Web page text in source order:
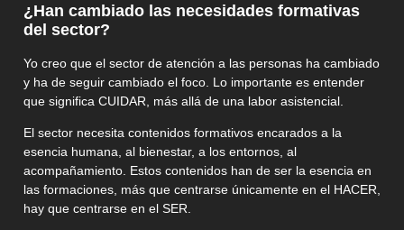
¿Han cambiado las necesidades formativas
del sector?
Yo creo que el sector de atención a las personas ha cambiado
y ha de seguir cambiado el foco. Lo importante es entender
que significa CUIDAR, más allá de una labor asistencial.
El sector necesita contenidos formativos encarados a la
esencia humana, al bienestar, a los entornos, al
acompañamiento. Estos contenidos han de ser la esencia en
las formaciones, más que centrarse únicamente en el HACER,
hay que centrarse en el SER.